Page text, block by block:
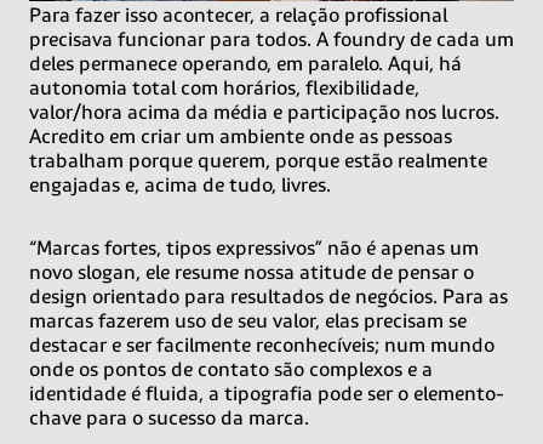
Para fazer isso acontecer, a relação profissional
precisava funcionar para todos. A foundry de cada um
deles permanece operando, em paralelo. Aqui, há
autonomia total com horários, flexibilidade,
valor/hora acima da média e participação nos lucros.
Acredito em criar um ambiente onde as pessoas
trabalham porque querem, porque estão realmente
engajadas e, acima de tudo, livres.
“Marcas fortes, tipos expressivos” não é apenas um
novo slogan, ele resume nossa atitude de pensar o
design orientado para resultados de negócios. Para as
marcas fazerem uso de seu valor, elas precisam se
destacar e ser facilmente reconhecíveis; num mundo
onde os pontos de contato são complexos e a
identidade é fluida, a tipografia pode ser o elemento-
chave para o sucesso da marca.